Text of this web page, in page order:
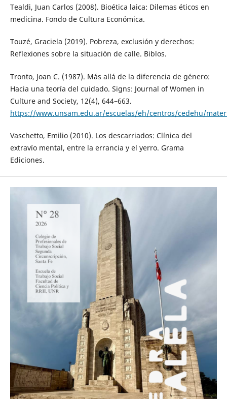
Tealdi, Juan Carlos (2008). Bioética laica: Dilemas éticos en
medicina. Fondo de Cultura Económica.
Touzé, Graciela (2019). Pobreza, exclusión y derechos:
Reflexiones sobre la situación de calle. Biblos.
Tronto, Joan C. (1987). Más allá de la diferencia de género:
Hacia una teoría del cuidado. Signs: Journal of Women in
Culture and Society, 12(4), 644–663.
https://www.unsam.edu.ar/escuelas/eh/centros/cedehu/
Vaschetto, Emilio (2010). Los descarriados: Clínica del
extravío mental, entre la errancia y el yerro. Grama
Ediciones.